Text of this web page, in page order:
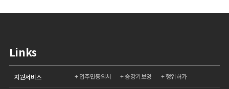
Links
지원서비스 입주민동의서 승강기보양 행위허가